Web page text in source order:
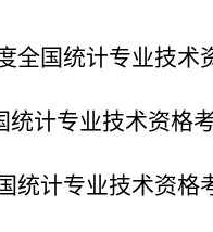
全国统计专业技术
统计专业技术资格
统计专业技术资格